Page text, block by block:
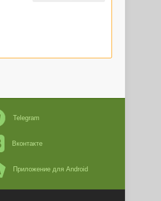
Telegram
Вконтакте
Приложение для Android